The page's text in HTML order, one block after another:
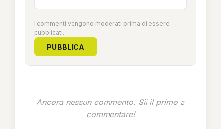
I commenti vengono moderati prima di essere
pubblicati.
PUBBLICA
Ancora nessun commento. Sii il primo a
commentare!